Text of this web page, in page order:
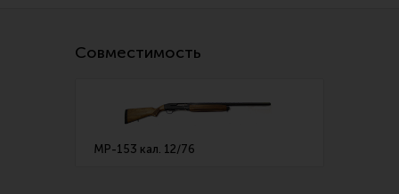
Линия Огня Медиа
Мероприятия
Совместимость
МР-153 кал. 12/76